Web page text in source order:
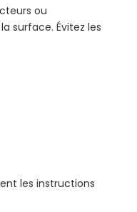
ou
surface. Évitez les
les instructions